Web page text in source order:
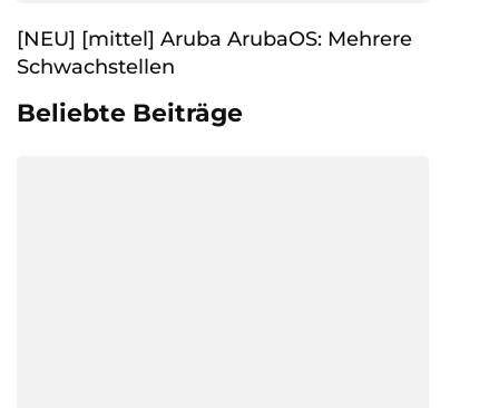
[NEU] [mittel] Aruba ArubaOS: Mehrere
Schwachstellen
Beliebte Beiträge